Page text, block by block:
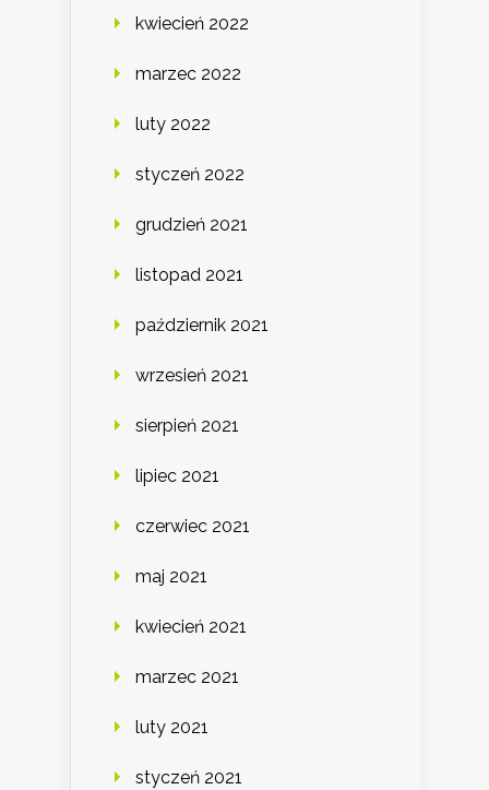
kwiecień 2022
marzec 2022
luty 2022
styczeń 2022
grudzień 2021
listopad 2021
październik 2021
wrzesień 2021
sierpień 2021
lipiec 2021
czerwiec 2021
maj 2021
kwiecień 2021
marzec 2021
luty 2021
styczeń 2021